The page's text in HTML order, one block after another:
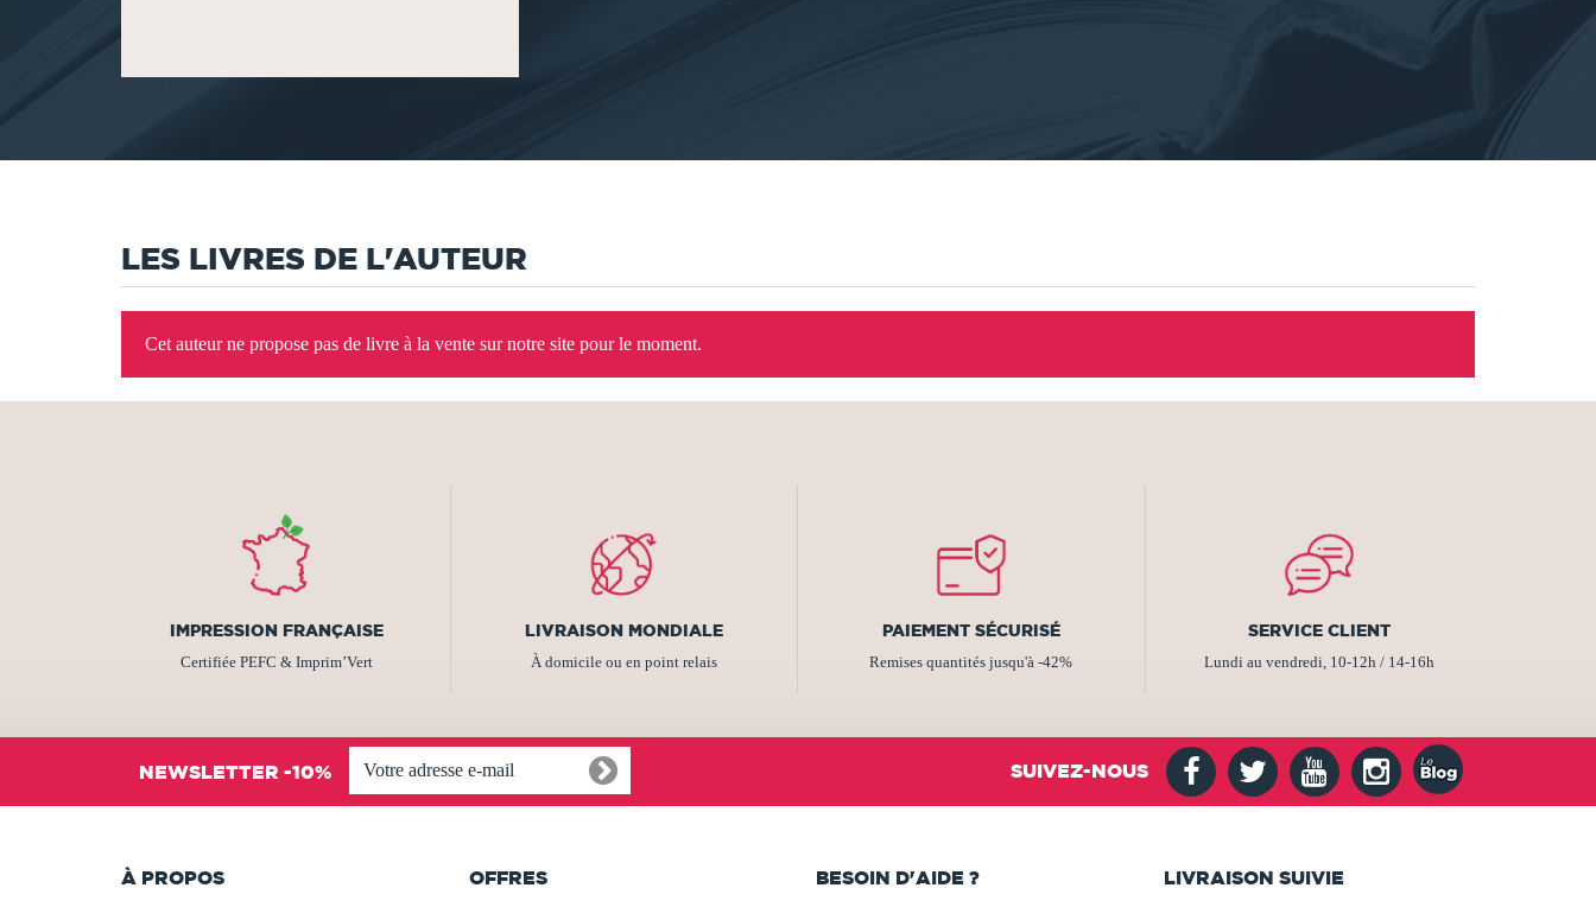
LES LIVRES DE L'AUTEUR
Cet auteur ne propose pas de livre à la vente sur notre site pour le moment.
IMPRESSION FRANÇAISE
Certifiée PEFC & Imprim’Vert
LIVRAISON MONDIALE
À domicile ou en point relais
PAIEMENT SÉCURISÉ
Remises quantités jusqu'à -42%
SERVICE CLIENT
Lundi au vendredi, 10-12h / 14-16h
NEWSLETTER -10% SUIVEZ-NOUS
À PROPOS OFFRES BESOIN D'AIDE ? LIVRAISON SUIVIE